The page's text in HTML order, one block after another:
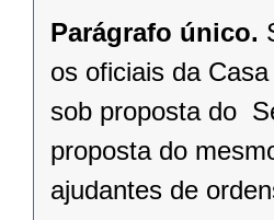
Parágrafo único.
os oficiais da
sob proposta do
proposta do
ajudantes de